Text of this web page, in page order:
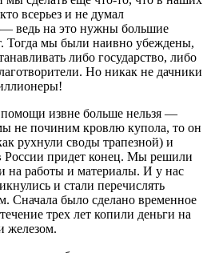
всерьез и не думал
— ведь на это нужны большие
Тогда мы были наивно убеждены,
либо государство, либо
Но никак не дачники
извне больше нельзя —
не починим кровлю купола, то он
рухнули своды трапезной) и
России придет конец. Мы решили
на работы и материалы. И у нас
и стали перечислять
Сначала было сделано временное
трех лет копили деньги на
железом.